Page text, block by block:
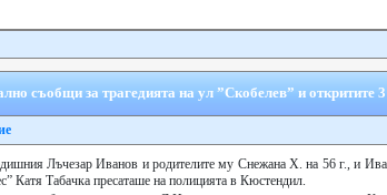
съобщи за трагедията на ул ”Скобелев” и откритите
Лъчезар Иванов и родителите му Снежана Х. на 56 г., и
Катя Табачка пресаташе на полицията в Кюстендил.